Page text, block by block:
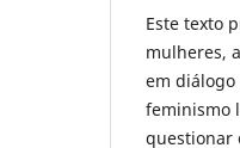
Este texto
mulheres,
em diálogo
feminismo
questionar